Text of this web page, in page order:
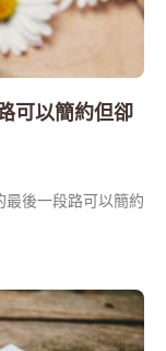
可以簡約但卻
最後一段路可以簡約